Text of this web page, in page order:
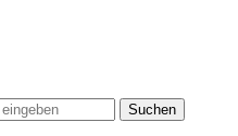
Suchen